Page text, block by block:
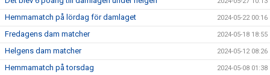
Hemmamatch på lördag för damlaget 2024-05-22 00:16
Fredagens dam matcher 2024-05-18 18:55
Helgens dam matcher 2024-05-12 08:26
Hemmamatch på torsdag 2024-05-08 01:38